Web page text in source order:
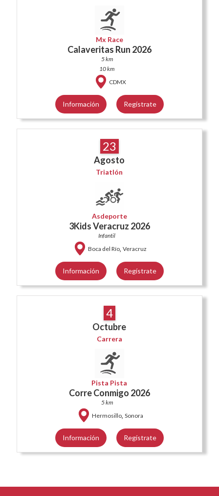
Mx Race
Calaveritas Run 2026
5 km
10 km
CDMX
Información Regístrate
23
Agosto
Triatlón
Asdeporte
3Kids Veracruz 2026
Infantil
Boca del Río, Veracruz
Información Regístrate
4
Octubre
Carrera
Pista Pista
Corre Conmigo 2026
5 km
Hermosillo, Sonora
Información Regístrate